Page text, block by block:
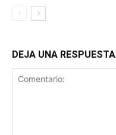
DEJA UNA RESPUESTA